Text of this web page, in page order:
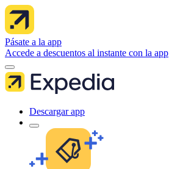
Pásate a la app
Accede a descuentos al instante con la app
Descargar app